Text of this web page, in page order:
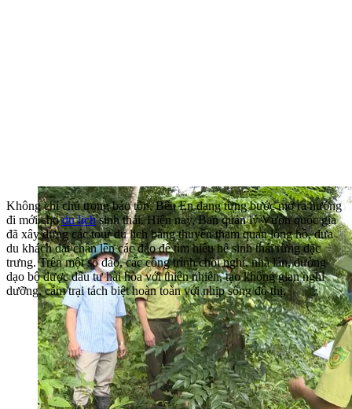
Không chỉ chú trọng bảo tồn, Bến En đang từng bước mở ra hướng
đi mới chodu lịchsinh thái. Hiện nay, Ban quản lý Vườn quốc gia
đã xây dựng các tour du lịch bằng thuyền tham quan lòng hồ, đưa
du khách đặt chân lên các đảo để tìm hiểu hệ sinh thái rừng đặc
trưng. Trên một số đảo, các công trình chòi nghỉ, nhà lán, đường
dạo bộ được đầu tư hài hòa với thiên nhiên, tạo không gian nghỉ
dưỡng, cắm trại tách biệt hoàn toàn với nhịp sống đô thị.